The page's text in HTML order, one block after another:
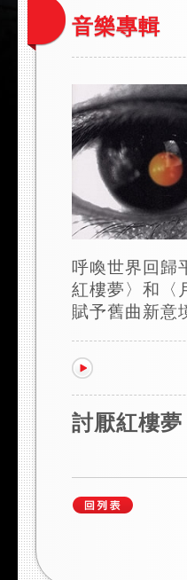
音樂專輯
呼喚世界回歸
紅樓夢〉和〈
賦予舊曲新意
討厭紅樓夢